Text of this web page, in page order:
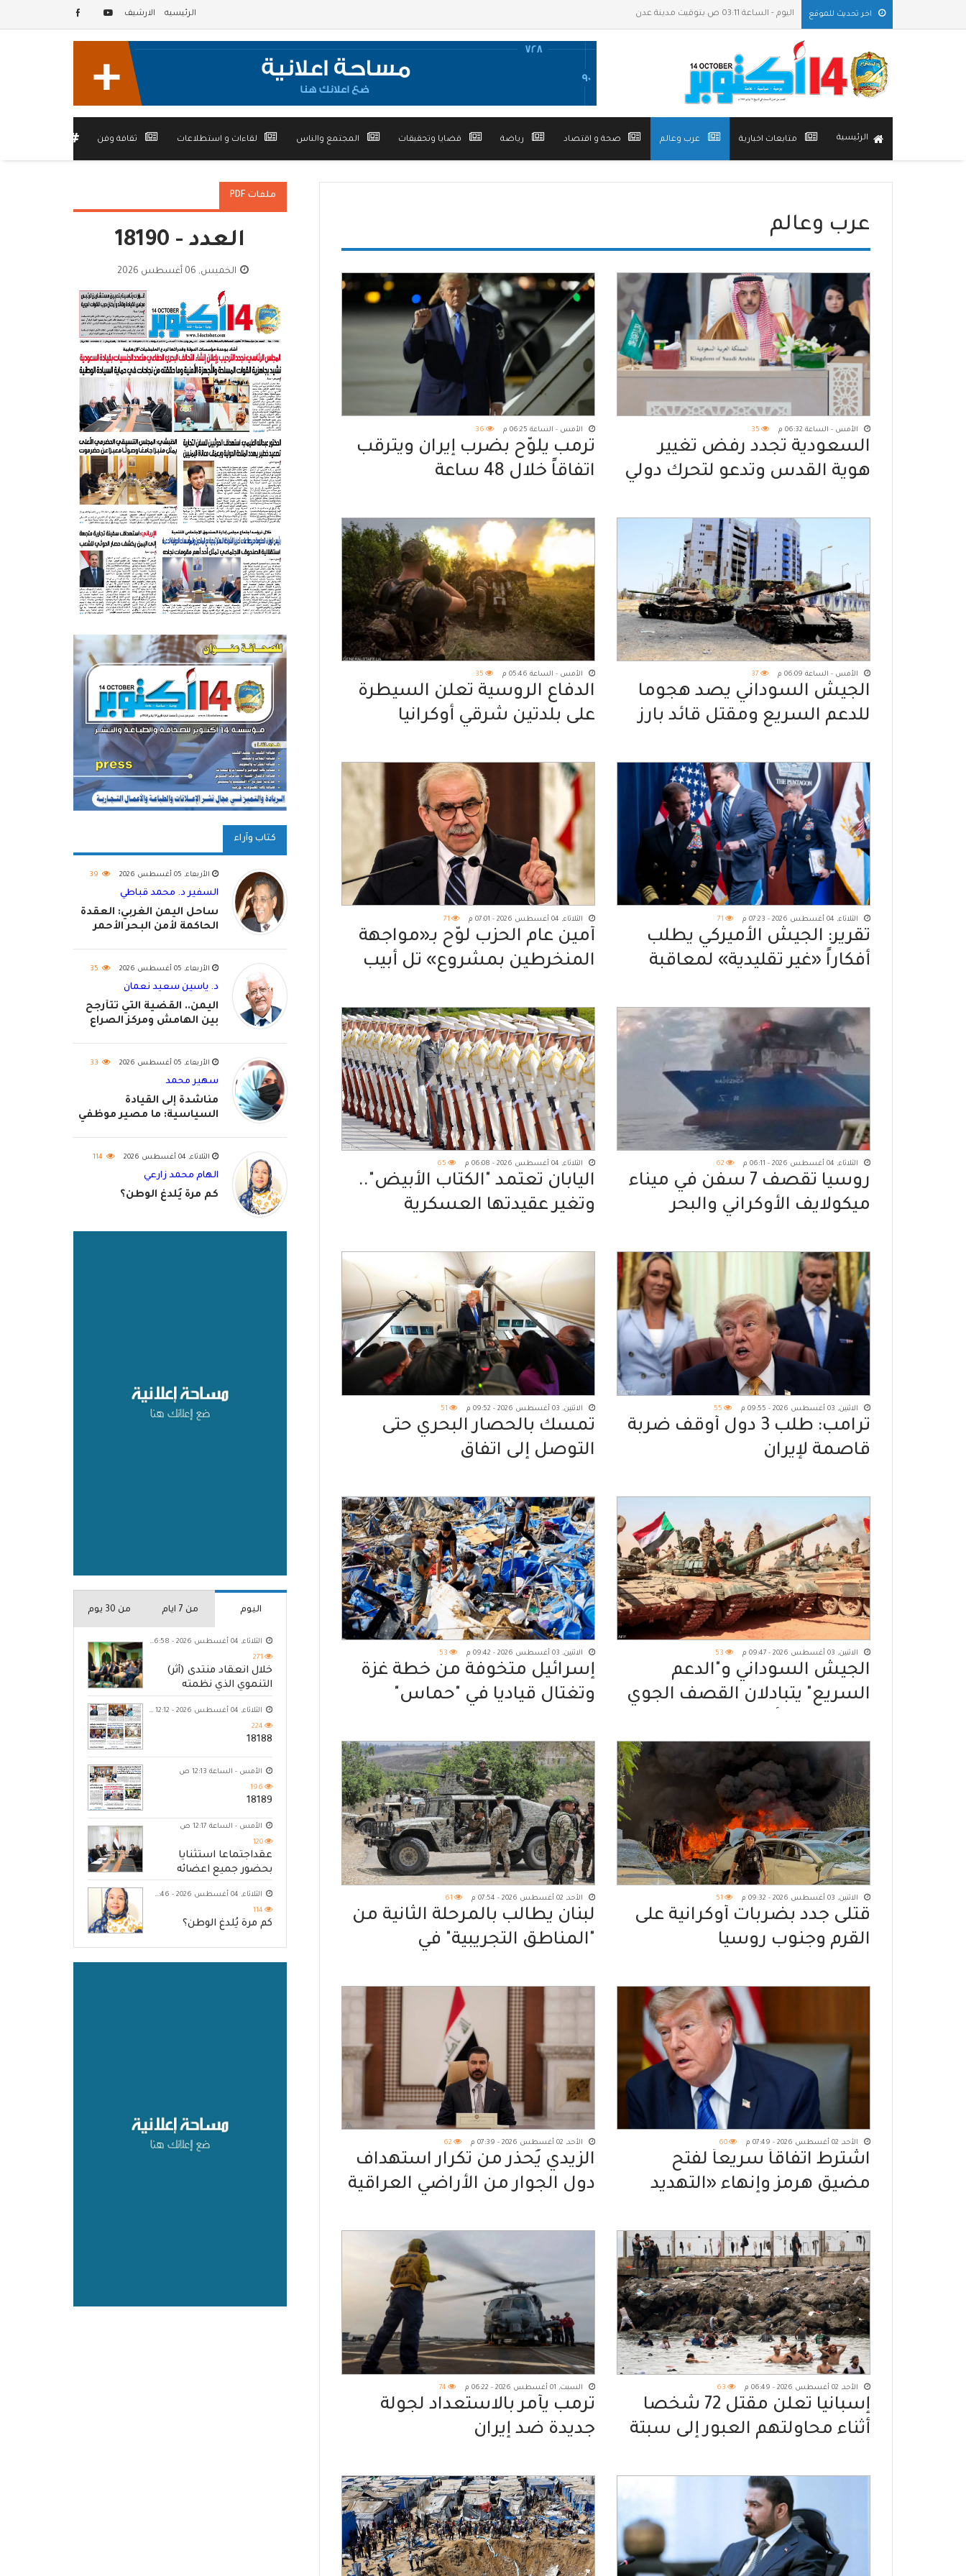
اخر تحديث للموقع اليوم - الساعة 03:11 ص بتوقيت مدينة عدن الرئيسيه الارشيف
الرئيسية متابعات اخبارية عرب وعالم صحة و اقتصاد رياضة قضايا وتحقيقات المجتمع والناس لقاءات و استطلاعات ثقافة وفن
عرب وعالم
الأمس - الساعة 06:32 م 35
السعودية تجدد رفض تغيير
هوية القدس وتدعو لتحرك دولي
الأمس - الساعة 06:25 م 36
ترمب يلوّح بضرب إيران ويترقب
اتفاقاً خلال 48 ساعة
الأمس - الساعة 06:09 م 37
الجيش السوداني يصد هجوما
للدعم السريع ومقتل قائد بارز
الأمس - الساعة 05:46 م 35
الدفاع الروسية تعلن السيطرة
على بلدتين شرقي أوكرانيا
الثلاثاء, 04 أغسطس 2026 - 07:23 م 71
تقرير: الجيش الأميركي يطلب
أفكاراً «غير تقليدية» لمعاقبة
الثلاثاء, 04 أغسطس 2026 - 07:01 م 71
أمين عام الحزب لوّح بـ«مواجهة
المنخرطين بمشروع» تل أبيب
الثلاثاء, 04 أغسطس 2026 - 06:11 م 62
روسيا تقصف 7 سفن في ميناء
ميكولايف الأوكراني والبحر
الثلاثاء, 04 أغسطس 2026 - 06:08 م 65
اليابان تعتمد "الكتاب الأبيض"..
وتغير عقيدتها العسكرية
الاثنين, 03 أغسطس 2026 - 09:55 م 55
ترامب: طلب 3 دول أوقف ضربة
قاصمة لإيران
الاثنين, 03 أغسطس 2026 - 09:52 م 51
تمسك بالحصار البحري حتى
التوصل إلى اتفاق
الاثنين, 03 أغسطس 2026 - 09:47 م 53
الجيش السوداني و"الدعم
السريع" يتبادلان القصف الجوي
الصادرات
الاثنين, 03 أغسطس 2026 - 09:42 م 53
إسرائيل متخوفة من خطة غزة
وتغتال قياديا في "حماس"
الاثنين, 03 أغسطس 2026 - 09:32 م 51
قتلى جدد بضربات أوكرانية على
القرم وجنوب روسيا
الأحد, 02 أغسطس 2026 - 07:54 م 61
لبنان يطالب بالمرحلة الثانية من
"المناطق التجريبية" في
الأحد, 02 أغسطس 2026 - 07:49 م 60
اشترط اتفاقاً سريعاً لفتح
مضيق هرمز وإنهاء «التهديد
الأحد, 02 أغسطس 2026 - 07:39 م 62
الزيدي يُحذّر من تكرار استهداف
دول الجوار من الأراضي العراقية
الأحد, 02 أغسطس 2026 - 06:49 م 63
إسبانيا تعلن مقتل 72 شخصا
أثناء محاولتهم العبور إلى سبتة
السبت, 01 أغسطس 2026 - 06:22 م 74
ترمب يأمر بالاستعداد لجولة
جديدة ضد إيران
ملفات PDF
العدد - 18190
الخميس, 06 أغسطس 2026
كتاب وآراء
الأربعاء, 05 أغسطس 2026 39
السفير د. محمد قباطي
ساحل اليمن الغربي: العقدة
الحاكمة لأمن البحر الأحمر
الأربعاء, 05 أغسطس 2026 35
د. ياسين سعيد نعمان
اليمن.. القضية التي تتأرجح
بين الهامش ومركز الصراع
الأربعاء, 05 أغسطس 2026 33
سهير محمد
مناشدة إلى القيادة
السياسية: ما مصير موظفي
الثلاثاء, 04 أغسطس 2026 114
الهام محمد زارعي
كم مرة يُلدغ الوطن؟
اليوم من 7 ايام من 30 يوم
الثلاثاء, 04 أغسطس 2026 - 06:58 م
271
خلال انعقاد منتدى (أثر)
التنموي الذي نظمته
مؤسسة حضرموت
الثلاثاء, 04 أغسطس 2026 - 12:12 ص
224
18188
الأمس - الساعة 12:13 ص
196
18189
الأمس - الساعة 12:17 ص
120
عقداجتماعا استثنايا
بحضور جميع اعضائه
الثلاثاء, 04 أغسطس 2026 - 10:46 م
114
كم مرة يُلدغ الوطن؟